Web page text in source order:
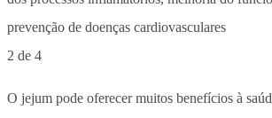
2 de 4
O jejum pode oferecer muitos benefícios à